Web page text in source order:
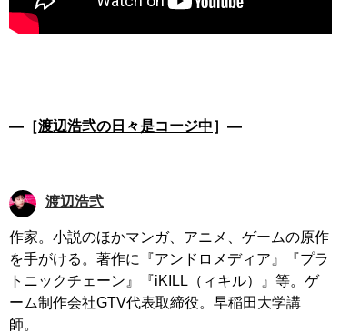
―［渡辺浩弐の日々是コージ中］―
渡辺浩弐
作家。小説のほかマンガ、アニメ、ゲームの原作
を手がける。著作に『アンドロメディア』『プラ
トニックチェーン』『iKILL（ィキル）』等。ゲ
ーム制作会社GTV代表取締役。早稲田大学講
師。